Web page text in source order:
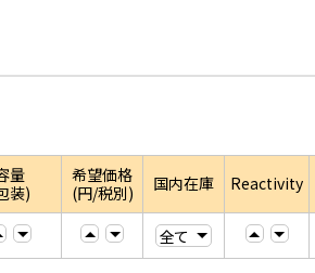
量
装)
希望価格
(円/税別)
国内在庫 Reactivity